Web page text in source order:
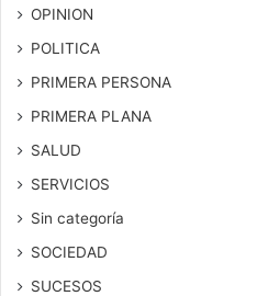
OPINION
POLITICA
PRIMERA PERSONA
PRIMERA PLANA
SALUD
SERVICIOS
Sin categoría
SOCIEDAD
SUCESOS